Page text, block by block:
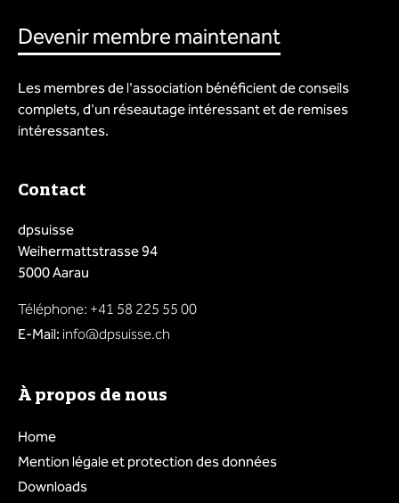
Devenir membre maintenant
Les membres de l'association bénéficient de conseils
complets, d'un réseautage intéressant et de remises
intéressantes.
Contact
dpsuisse
Weihermattstrasse 94
5000 Aarau
Téléphone: +41 58 225 55 00
E-Mail: info@dpsuisse.ch
À propos de nous
Home
Mention légale et protection des données
Downloads